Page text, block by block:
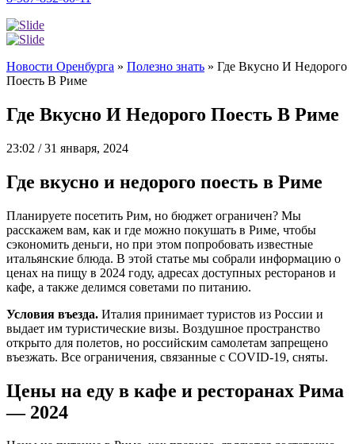
Новости Оренбурга » Полезно знать » Где Вкусно И Недорого
Поесть В Риме
Где Вкусно И Недорого Поесть В Риме
23:02 / 31 января, 2024
Где вкусно и недорого поесть в Риме
Планируете посетить Рим, но бюджет ограничен? Мы
расскажем вам, как и где можно покушать в Риме, чтобы
сэкономить деньги, но при этом попробовать известные
итальянские блюда. В этой статье мы собрали информацию о
ценах на пищу в 2024 году, адресах доступных ресторанов и
кафе, а также делимся советами по питанию.
Условия въезда. Италия принимает туристов из России и
выдает им туристические визы. Воздушное пространство
открыто для полетов, но российским самолетам запрещено
въезжать. Все ограничения, связанные с COVID-19, сняты.
Цены на еду в кафе и ресторанах Рима
— 2024